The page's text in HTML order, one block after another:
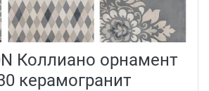
Коллиано орнамент
керамогранит